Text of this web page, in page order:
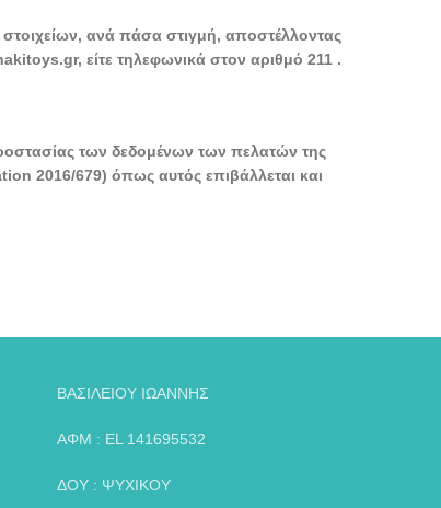
ανά πάσα στιγμή, αποστέλλοντας
είτε τηλεφωνικά στον αριθμό 211 .
των δεδομένων των πελατών της
2016/679) όπως αυτός επιβάλλεται και
ΒΑΣΙΛΕΙΟΥ ΙΩΑΝΝΗΣ
ΑΦΜ : EL 141695532
ΔΟΥ : ΨΥΧΙΚΟΥ